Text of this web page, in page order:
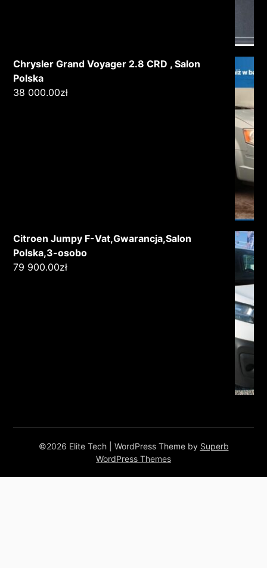
Chrysler Grand Voyager 2.8 CRD , Salon
Polska
38 000.00zł
Citroen Jumpy F-Vat,Gwarancja,Salon
Polska,3-osobo
79 900.00zł
©2026 Elite Tech | WordPress Theme by Superb
WordPress Themes